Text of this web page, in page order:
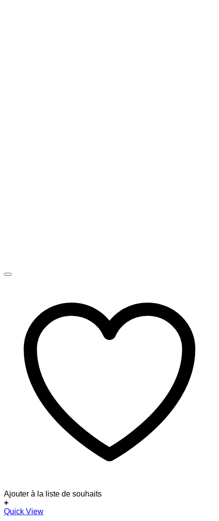
Ajouter à la liste de souhaits
+
Quick View